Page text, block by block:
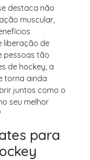
destaca não
muscular,
liberação de
pessoas tão
de hockey, a
torna ainda
juntos como o
seu melhor
para